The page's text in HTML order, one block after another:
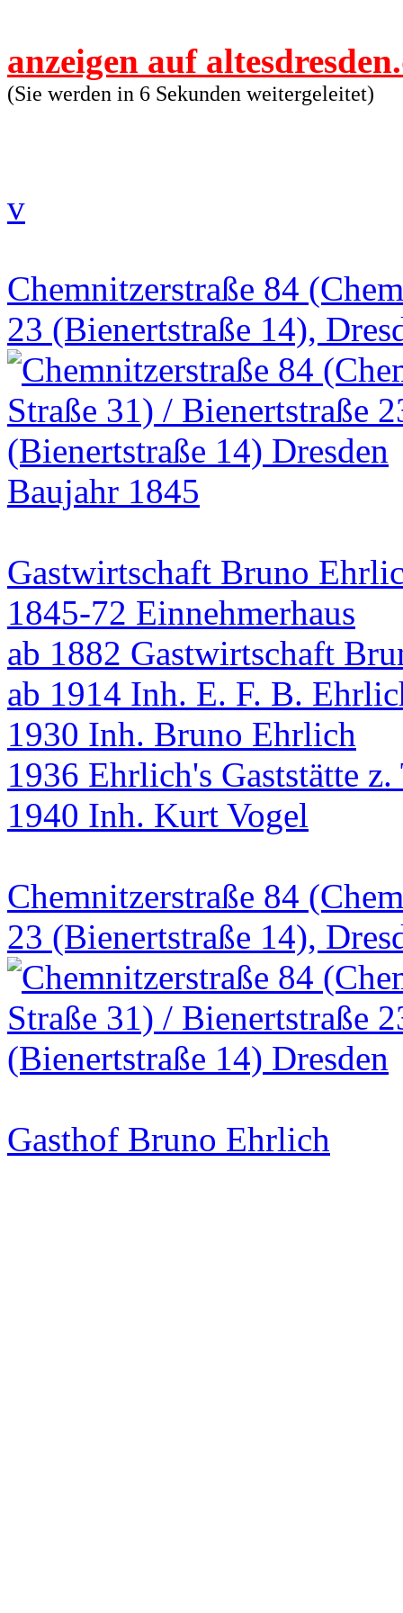
anzeigen auf
(Sie werden in 6 Sekunden weitergeleitet)
v
Chemnitzerstraße 84
23 (Bienertstraße 14),
Baujahr 1845
Gastwirtschaft Bruno
1845-72 Einnehmerhaus
ab 1882 Gastwirtschaft
ab 1914 Inh. E. F. B.
1930 Inh. Bruno Ehrlich
1936 Ehrlich's Gaststätte z.
1940 Inh. Kurt Vogel
Chemnitzerstraße 84
23 (Bienertstraße 14),
Gasthof Bruno Ehrlich